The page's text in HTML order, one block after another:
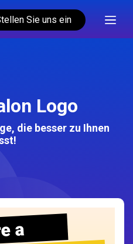
Sie uns ein
Logo
die besser zu Ihnen
a